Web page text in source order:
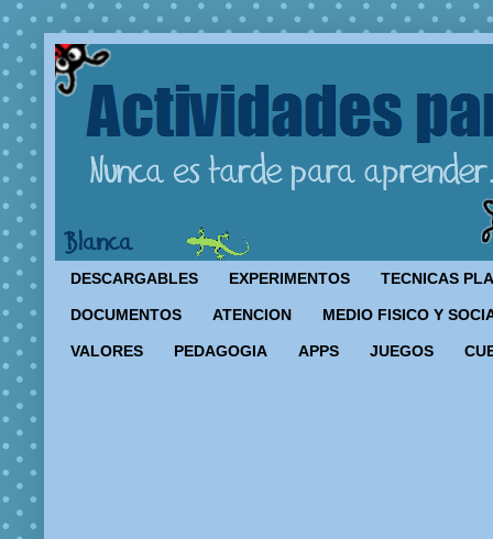
DESCARGABLES EXPERIMENTOS TECNICAS
DOCUMENTOS ATENCION MEDIO FISICO Y
VALORES PEDAGOGIA APPS JUEGOS